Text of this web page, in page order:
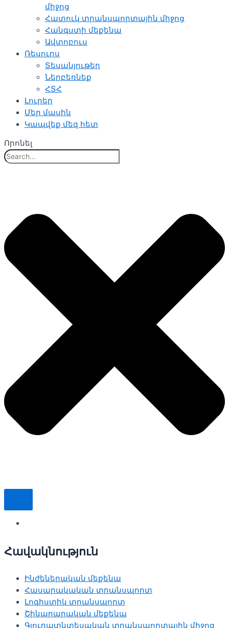
միջոց
Հատուկ տրանսպորտային միջոց
Հանգստի մեքենա
Ավտոբուս
Ռեսուրս
Տեսանյութեր
Ներբեռնեք
ՀՏՀ
Լուրեր
Մեր մասին
Կապվեք մեզ հետ
Որոնել
Հավակնություն
Ինժեներական մեքենա
Հասարակական տրանսպորտ
Լոգիստիկ տրանսպորտ
Շինարարական մեքենա
Գյուղատնտեսական տրանսպորտային միջոց